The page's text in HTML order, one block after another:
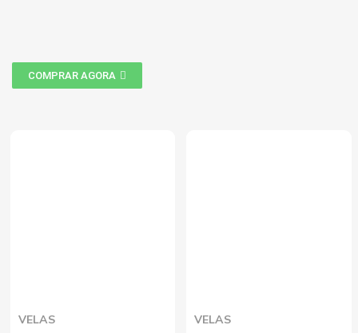
COMPRAR AGORA
VELAS VELAS